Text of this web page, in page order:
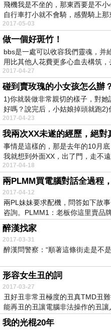
飛機我是不坐的，那東西要是不小
自行車打小就不會騎，感覺騎上那
2017-05-03
做一個好斑竹！
bbs是一處可以收容我們靈魂，并
用比其他人花費更多心血去構筑，
2017-04-27
碰到賣玫瑰的小女孩怎么辦
1)你就裝做非常親切的樣子，對她
好嗎？說完后，小姑娘掉頭就跑2)
2017-04-23
事情是這樣的，那是去年的10月
我就想到外面XX，出了門，走不遠
2017-04-18
2017-04-12
兩PL妹妹要求配機，問答如下故
咨詢。PLMM1：老板你這里賣品牌
醉漢找家
2017-03-31
醉漢問警察：“順著這條街走是
形容女生丑的詞
2017-03-27
丑好丑非常丑極度的丑真TMD丑
能再丑的丑讓電腦非法操作的丑讓
我的光棍20年